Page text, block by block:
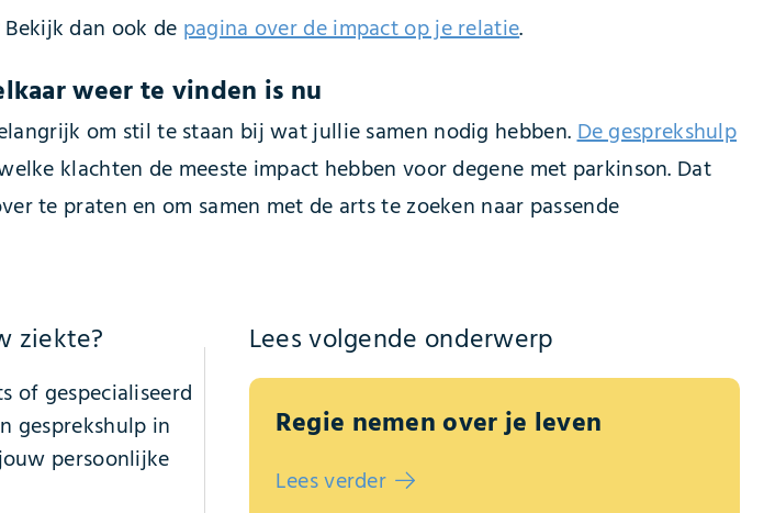
Bekijk dan ook de pagina over de impact op je relatie.
weer te vinden is nu
om stil te staan bij wat jullie samen nodig hebben.De gesprekshulp
klachten de meeste impact hebben voor degene met parkinson. Dat
te praten en om samen met de arts te zoeken naar passende
ziekte?
of gespecialiseerd
gesprekshulp in
persoonlijke
Lees volgende onderwerp
Regie nemen over je leven
Lees verder